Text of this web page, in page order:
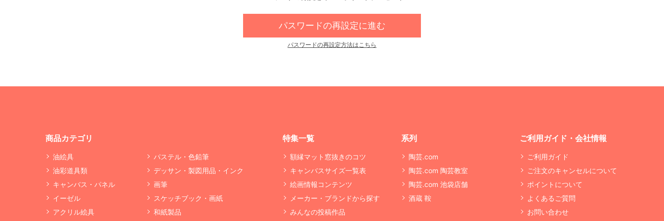
パスワードの再設定に進む
パスワードの再設定方法はこちら
商品カテゴリ
油絵具
油彩道具類
キャンバス・パネル
イーゼル
アクリル絵具
パステル・色鉛筆
デッサン・製図用品・インク
画筆
スケッチブック・画紙
和紙製品
特集一覧
額縁マット窓抜きのコツ
キャンバスサイズ一覧表
絵画情報コンテンツ
メーカー・ブランドから探す
みんなの投稿作品
系列
陶芸.com
陶芸.com 陶芸教室
陶芸.com 池袋店舗
酒蔵 鞍
ご利用ガイド・会社情報
ご利用ガイド
ご注文のキャンセルについて
ポイントについて
よくあるご質問
お問い合わせ